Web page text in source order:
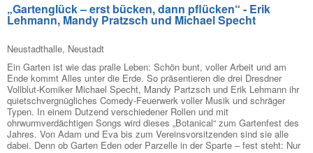
„Gartenglück – erst bücken, dann pflücken“ - Erik
Lehmann, Mandy Pratzsch und Michael Specht
Neustadthalle, Neustadt
Ein Garten ist wie das pralle Leben: Schön bunt, voller Arbeit und am
Ende kommt Alles unter die Erde. So präsentieren die drei Dresdner
Vollblut-Komiker Michael Specht, Mandy Partzsch und Erik Lehmann ihr
quietschvergnügliches Comedy-Feuerwerk voller Musik und schräger
Typen. In einem Dutzend verschiedener Rollen und mit
ohrwurmverdächtigen Songs wird dieses „Botanical“ zum Gartenfest des
Jahres. Von Adam und Eva bis zum Vereinsvorsitzenden sind sie alle
dabei. Denn ob Garten Eden oder Parzelle in der Sparte – fest steht: Nur